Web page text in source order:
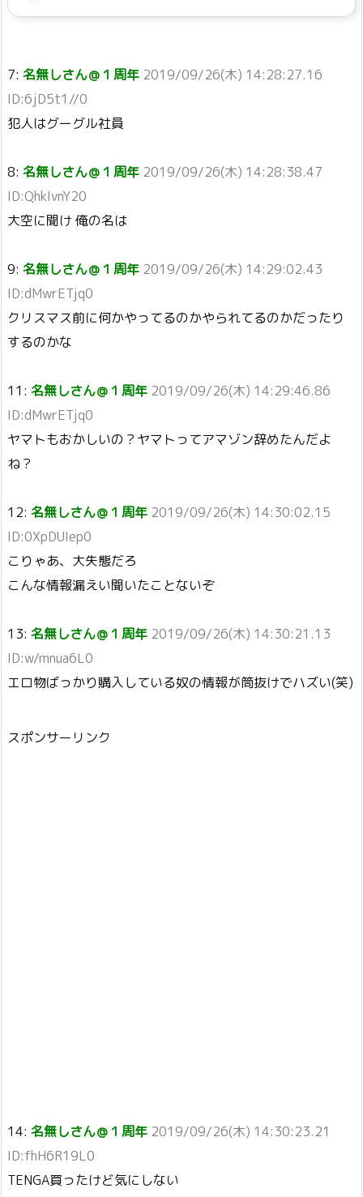
7: 名無しさん＠１周年 2019/09/26(木) 14:28:27.16
ID:6jD5t1//0
犯人はグーグル社員
8: 名無しさん＠１周年 2019/09/26(木) 14:28:38.47
ID:QhkIvnY20
大空に聞け 俺の名は
9: 名無しさん＠１周年 2019/09/26(木) 14:29:02.43
ID:dMwrETjq0
クリスマス前に何かやってるのかやられてるのかだったり
するのかな
11: 名無しさん＠１周年 2019/09/26(木) 14:29:46.86
ID:dMwrETjq0
ヤマトもおかしいの？ヤマトってアマゾン辞めたんだよ
ね？
12: 名無しさん＠１周年 2019/09/26(木) 14:30:02.15
ID:0XpDUIep0
こりゃあ、大失態だろ
こんな情報漏えい聞いたことないぞ
13: 名無しさん＠１周年 2019/09/26(木) 14:30:21.13
ID:w/mnua6L0
エロ物ばっかり購入している奴の情報が筒抜けでハズい(笑)
スポンサーリンク
14: 名無しさん＠１周年 2019/09/26(木) 14:30:23.21
ID:fhH6R19L0
TENGA買ったけど気にしない